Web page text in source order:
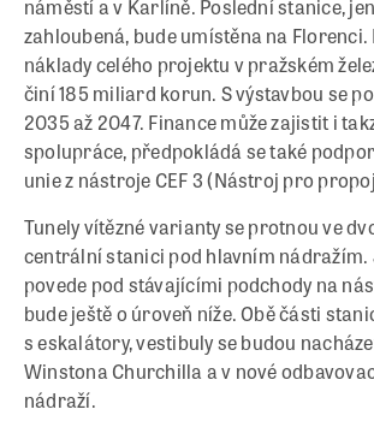
náměstí a v Karlíně. Poslední stanice,
zahloubená, bude umístěna na
náklady celého projektu v pražském
činí 185 miliard korun. S výstavbou se
2035 až 2047. Finance může zajistit i
spolupráce, předpokládá se také
unie z nástroje CEF 3 (Nástroj pro
Tunely vítězné varianty se protnou ve
centrální stanici pod hlavním nádražím.
povede pod stávajícími podchody na
bude ještě o úroveň níže. Obě části
s eskalátory, vestibuly se budou
Winstona Churchilla a v nové
nádraží.